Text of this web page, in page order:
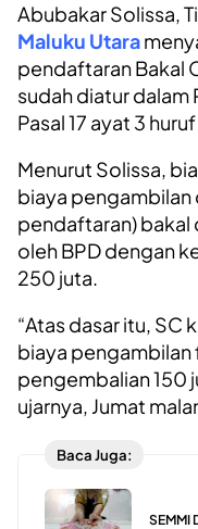
Abubakar Solissa,
Maluku Utara
pendaftaran Bakal
sudah diatur dalam
Pasal 17 ayat 3
Menurut Solissa,
biaya
pendaftaran) bakal
oleh BPD dengan
250 juta.
“Atas dasar itu, SC
biaya pengambilan
pengembalian 150
ujarnya, Jumat
Baca Juga:
SEMMI